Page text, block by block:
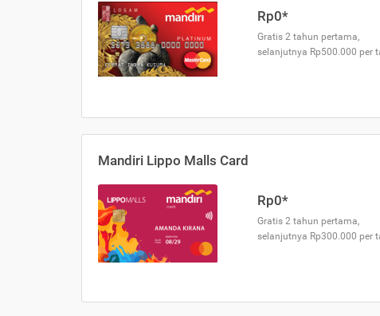
Rp0*
Gratis 2 tahun pertama,
selanjutnya Rp500.000 per
Mandiri Lippo Malls Card
Rp0*
Gratis 2 tahun pertama,
selanjutnya Rp300.000 per